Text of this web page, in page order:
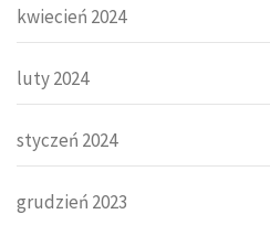
kwiecień 2024
luty 2024
styczeń 2024
grudzień 2023